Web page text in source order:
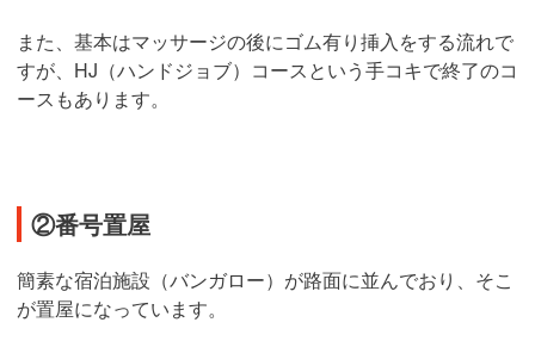
また、基本はマッサージの後にゴム有り挿入をする流れで
すが、HJ（ハンドジョブ）コースという手コキで終了のコ
ースもあります。
②番号置屋
簡素な宿泊施設（バンガロー）が路面に並んでおり、そこ
が置屋になっています。